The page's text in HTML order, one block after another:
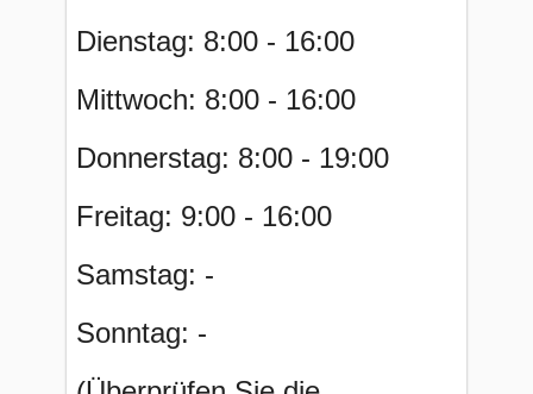
Dienstag: 8:00 - 16:00
Mittwoch: 8:00 - 16:00
Donnerstag: 8:00 - 19:00
Freitag: 9:00 - 16:00
Samstag: -
Sonntag: -